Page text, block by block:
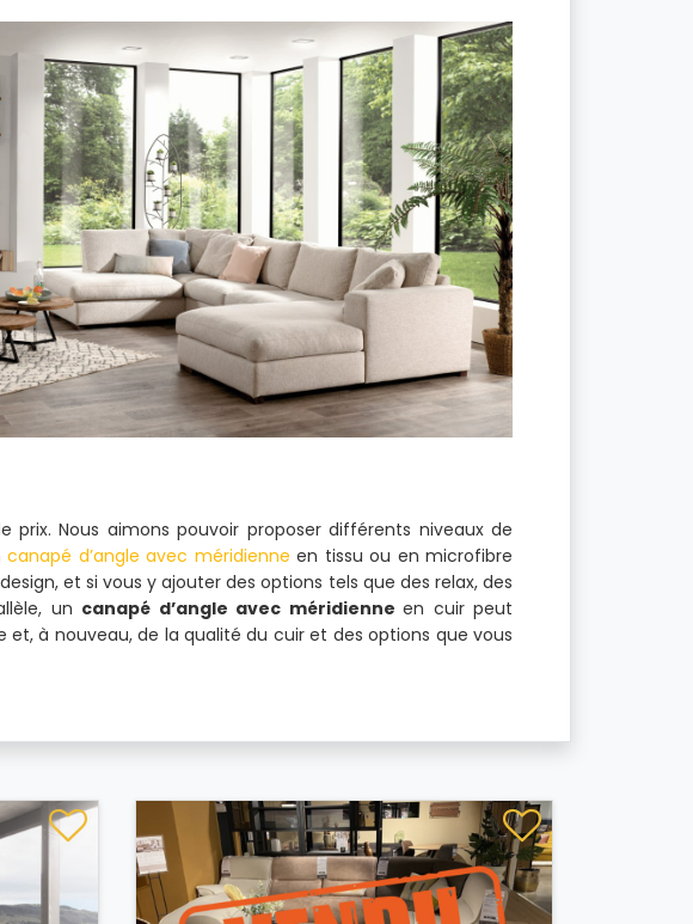
prix. Nous aimons pouvoir proposer différents niveaux de
canapé d’angle avec méridienne en tissu ou en microfibre
et si vous y ajouter des options tels que des relax, des
un canapé d’angle avec méridienneen cuir peut
à nouveau, de la qualité du cuir et des options que vous